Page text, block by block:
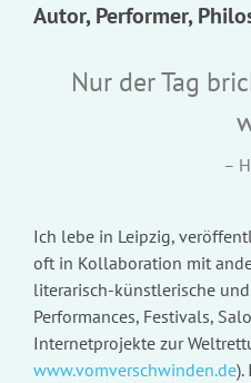
Autor, Performer,
Nur der Tag
Ich lebe in Leipzig,
oft in Kollaboration mit
literarisch-künstlerische
Performances, Festivals,
Internetprojekte zur
www.vomverschwinden.de).